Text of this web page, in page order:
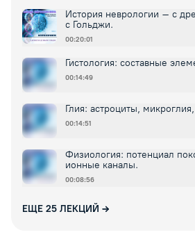
История неврологии – с
с Гольджи.
00:20:01
Гистология: составные
00:14:49
Глия: астроциты,
00:14:51
Физиология: потенциал
ионные каналы.
00:08:56
ЕЩЕ 25 ЛЕКЦИЙ